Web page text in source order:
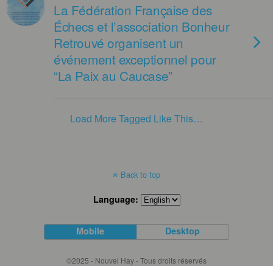
La Fédération Française des
Échecs et l’association Bonheur
Retrouvé organisent un
événement exceptionnel pour
“La Paix au Caucase”
Load More Tagged Like This…
Back to top
Language:
Mobile Desktop
©2025 - Nouvel Hay - Tous droits réservés